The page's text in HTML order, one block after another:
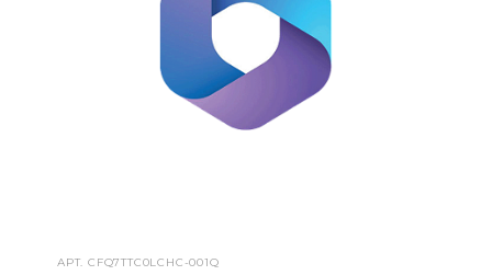
АРТ.CFQ7TTC0LCHC-001Q